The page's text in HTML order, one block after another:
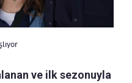
ve ilk sezonuyla